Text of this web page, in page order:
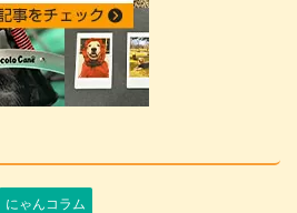
にゃんコラム